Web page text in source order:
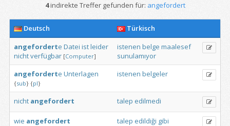
4indirekte Treffer gefunden für: angefordert
Deutsch
Türkisch
angeforderte Datei istleider
nichtverfügbar [Computer]
istenen belge maalesef
sunulamıyor
angeforderte Unterlagen
{sub} {pl}
istenen belgeler
nicht angefordert talep edilmedi
wie angefordert talep edildiği gibi